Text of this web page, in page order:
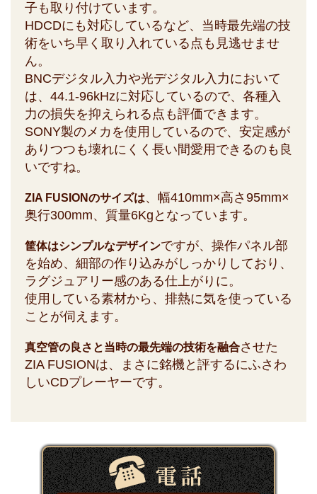
子も取り付けています。
HDCDにも対応しているなど、当時最先端の技
術をいち早く取り入れている点も見逃せませ
ん。
BNCデジタル入力や光デジタル入力において
は、44.1-96kHzに対応しているので、各種入
力の損失を抑えられる点も評価できます。
SONY製のメカを使用しているので、安定感が
ありつつも壊れにくく長い間愛用できるのも良
いですね。
ZIA FUSIONのサイズは、幅410mm×高さ95mm×
奥行300mm、質量6Kgとなっています。
筐体はシンプルなデザインですが、操作パネル部
を始め、細部の作り込みがしっかりしており、
ラグジュアリー感のある仕上がりに。
使用している素材から、排熱に気を使っている
ことが伺えます。
真空管の良さと当時の最先端の技術を融合させた
ZIA FUSIONは、まさに銘機と評するにふさわ
しいCDプレーヤーです。